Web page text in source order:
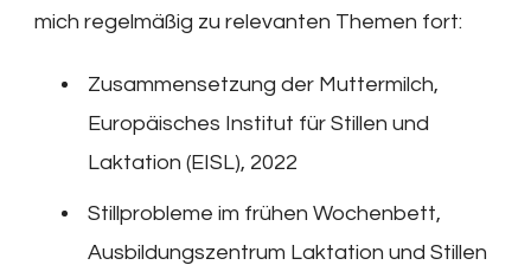
mich regelmäßig zu relevanten Themen fort:
Zusammensetzung der Muttermilch,
Europäisches Institut für Stillen und
Laktation (EISL), 2022
Stillprobleme im frühen Wochenbett,
Ausbildungszentrum Laktation und Stillen